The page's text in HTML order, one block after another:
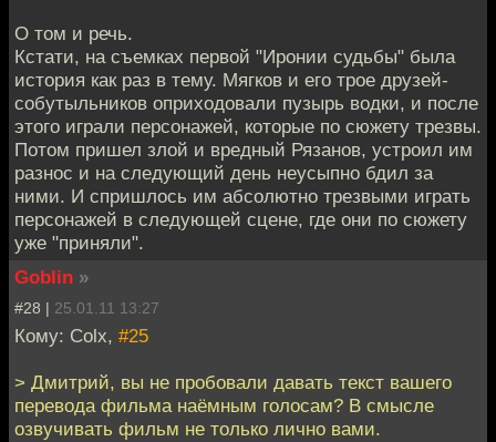
О том и речь.
Кстати, на съемках первой "Иронии судьбы" была
история как раз в тему. Мягков и его трое друзей-
собутыльников оприходовали пузырь водки, и после
этого играли персонажей, которые по сюжету трезвы.
Потом пришел злой и вредный Рязанов, устроил им
разнос и на следующий день неусыпно бдил за
ними. И спришлось им абсолютно трезвыми играть
персонажей в следующей сцене, где они по сюжету
уже "приняли".
Goblin »
#28 | 25.01.11 13:27
Кому: Colx, #25
> Дмитрий, вы не пробовали давать текст вашего
перевода фильма наёмным голосам? В смысле
озвучивать фильм не только лично вами.